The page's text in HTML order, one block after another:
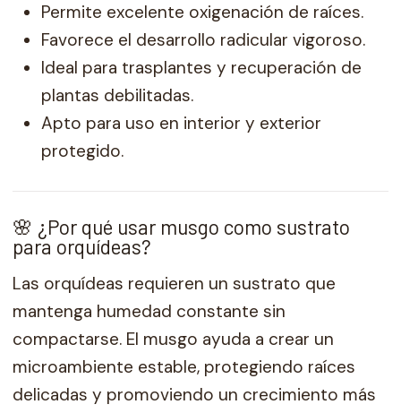
Permite excelente oxigenación de raíces.
Favorece el desarrollo radicular vigoroso.
Ideal para trasplantes y recuperación de
plantas debilitadas.
Apto para uso en interior y exterior
protegido.
🌸 ¿Por qué usar musgo como sustrato
para orquídeas?
Las orquídeas requieren un sustrato que
mantenga humedad constante sin
compactarse. El musgo ayuda a crear un
microambiente estable, protegiendo raíces
delicadas y promoviendo un crecimiento más